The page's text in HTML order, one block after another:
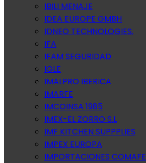
IBILI MENAJE
IDEA EUROPE GMBH
IDNEO TECHNOLOGIES.
IFA
IFAM SEGURIDAD
IGLE
IMALPRO IBERICA
IMARFE
IMCOINSA 1985
IMEX-EL ZORRO S.L
IMF KITCHEN SUPPPLIES
IMPEX EUROPA
IMPORTACIONES COMAFE